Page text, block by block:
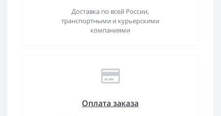
Доставка по всей России,
транспортными и курьерскими
компаниями
Оплата заказа